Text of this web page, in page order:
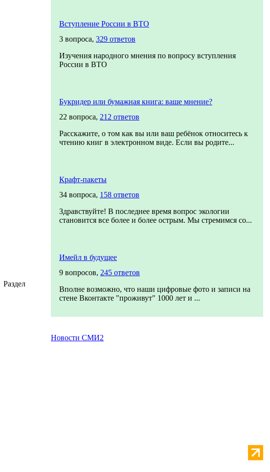
Раздел
Вступление России в ВТО
3 вопроса, 329 ответов
Изучения народного мнения по вопросу вступления
России в ВТО
Букридер или бумажная книга: ваше мнение?
22 вопроса, 212 ответов
Расскажите, о том как вы или ваш ребёнок относитесь к
чтению книг в электронном виде. Если вы родите...
Крафт-пакеты
34 вопроса, 158 ответов
Здравствуйте! В последнее время вопрос экологии
становится все более и более острым. Мы стремимся со...
Имейл в будущее
9 вопросов, 245 ответов
Вполне возможно, что наши цифровые фото и записи на
стене Вконтакте "проживут" 1000 лет и ...
Новости СМИ2